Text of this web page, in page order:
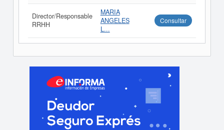
Director/Responsable
RRHH
MARIA
ANGELES
L...
Consultar